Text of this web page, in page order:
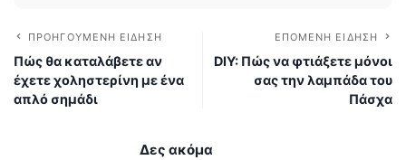
ΠΡΟΗΓΟΎΜΕΝΗ ΕΊΔΗΣΗ
Πώς θα καταλάβετε αν
έχετε χοληστερίνη με ένα
απλό σημάδι
ΕΠΌΜΕΝΗ ΕΊΔΗΣΗ
DΙΥ: Πώς να φτιάξετε μόνοι
σας την λαμπάδα του
Πάσχα
Δες ακόμα